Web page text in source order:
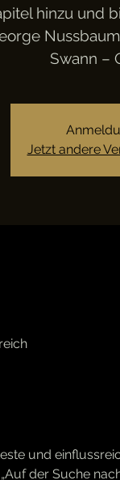
hinzu und
Swann –
Jetzt andere
und
der Suche